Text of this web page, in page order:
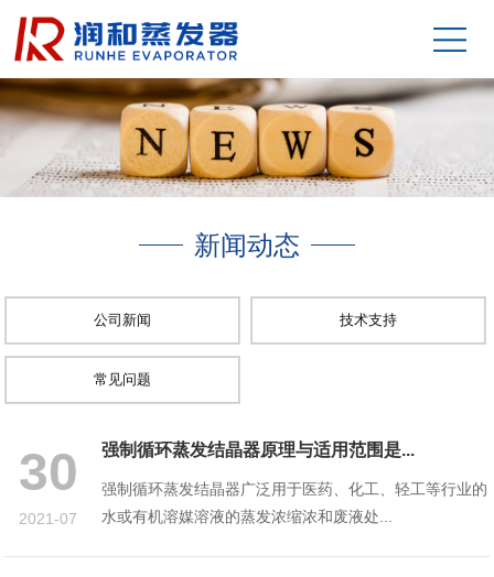
新闻动态
公司新闻 技术支持
常见问题
30
2021-07
强制循环蒸发结晶器原理与适用范围是...
强制循环蒸发结晶器广泛用于医药、化工、轻工等行业的
水或有机溶媒溶液的蒸发浓缩浓和废液处...